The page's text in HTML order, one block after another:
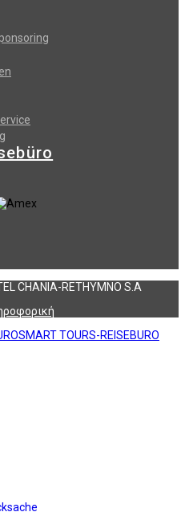
CHANIA-RETHYMNO S.A
SMART TOURS-REISEBURO